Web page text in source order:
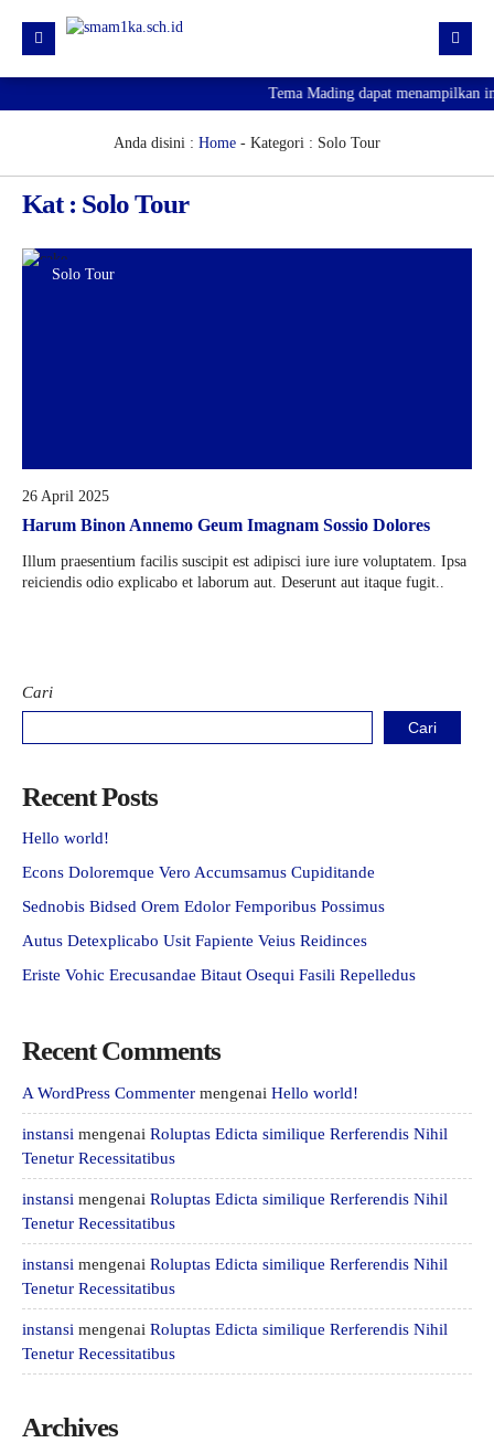
KURIKULUM
SARPRAS
Tema Mading dapat menampilkan
Anda disini : Home - Kategori : Solo Tour
Kat : Solo Tour
Solo Tour
26 April 2025
Harum Binon Annemo Geum Imagnam Sossio Dolores
Illum praesentium facilis suscipit est adipisci iure iure voluptatem. Ipsa
reiciendis odio explicabo et laborum aut. Deserunt aut itaque fugit..
Cari
Cari
Recent Posts
Hello world!
Econs Doloremque Vero Accumsamus Cupiditande
Sednobis Bidsed Orem Edolor Femporibus Possimus
Autus Detexplicabo Usit Fapiente Veius Reidinces
Eriste Vohic Erecusandae Bitaut Osequi Fasili Repelledus
Recent Comments
A WordPress Commenter mengenai Hello world!
instansi mengenai Roluptas Edicta similique Rerferendis Nihil
Tenetur Recessitatibus
instansi mengenai Roluptas Edicta similique Rerferendis Nihil
Tenetur Recessitatibus
instansi mengenai Roluptas Edicta similique Rerferendis Nihil
Tenetur Recessitatibus
instansi mengenai Roluptas Edicta similique Rerferendis Nihil
Tenetur Recessitatibus
Archives